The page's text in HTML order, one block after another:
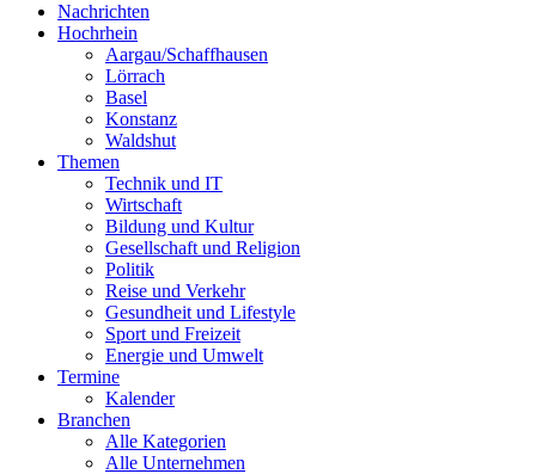
Nachrichten
Hochrhein
Aargau/Schaffhausen
Lörrach
Basel
Konstanz
Waldshut
Themen
Technik und IT
Wirtschaft
Bildung und Kultur
Gesellschaft und Religion
Politik
Reise und Verkehr
Gesundheit und Lifestyle
Sport und Freizeit
Energie und Umwelt
Termine
Kalender
Branchen
Alle Kategorien
Alle Unternehmen